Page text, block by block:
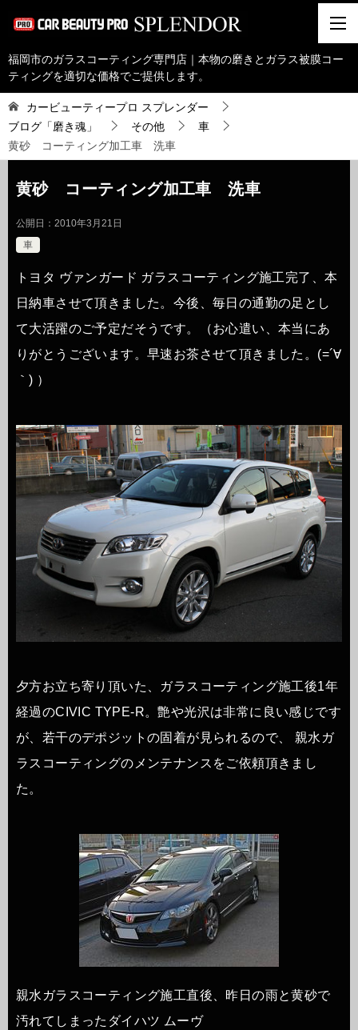
福岡市のガラスコーティング専門店｜本物の磨きとガラス被膜コー
ティングを適切な価格でご提供します。
カービューティープロ スプレンダー
ブログ「磨き魂」
その他
車
黄砂 コーティング加工車 洗車
黄砂 コーティング加工車 洗車
公開日： 2010年3月21日
車
トヨタ ヴァンガード ガラスコーティング施工完了、本
日納車させて頂きました。今後、毎日の通勤の足とし
て大活躍のご予定だそうです。（お心遣い、本当にあ
りがとうございます。早速お茶させて頂きました。(=´∀
｀) ）
夕方お立ち寄り頂いた、ガラスコーティング施工後1年
経過のCIVIC TYPE-R。艶や光沢は非常に良い感じです
が、若干のデポジットの固着が見られるので、 親水ガ
ラスコーティングのメンテナンスをご依頼頂きまし
た。
親水ガラスコーティング施工直後、昨日の雨と黄砂で
汚れてしまったダイハツ ムーヴ